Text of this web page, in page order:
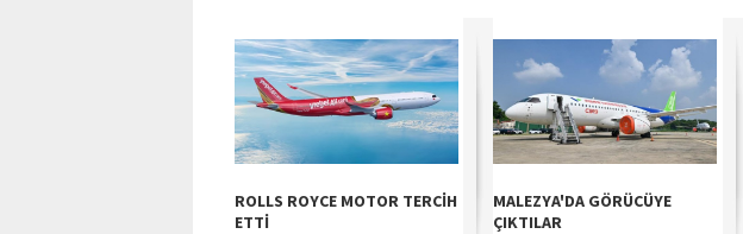
ROLLS ROYCE MOTOR TERCİH
ETTİ
MALEZYA'DA GÖRÜCÜYE
ÇIKTILAR